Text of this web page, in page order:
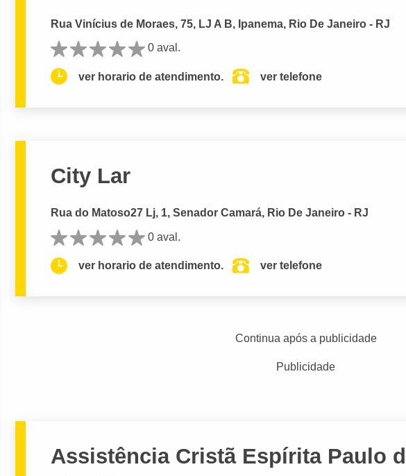
Rua Vinícius de Moraes, 75, LJ A B, Ipanema, Rio De Janeiro - RJ
0 aval.
ver horario de atendimento. ver telefone
City Lar
Rua do Matoso27 Lj, 1, Senador Camará, Rio De Janeiro - RJ
0 aval.
ver horario de atendimento. ver telefone
Continua após a publicidade
Publicidade
Assistência Cristã Espírita Paulo